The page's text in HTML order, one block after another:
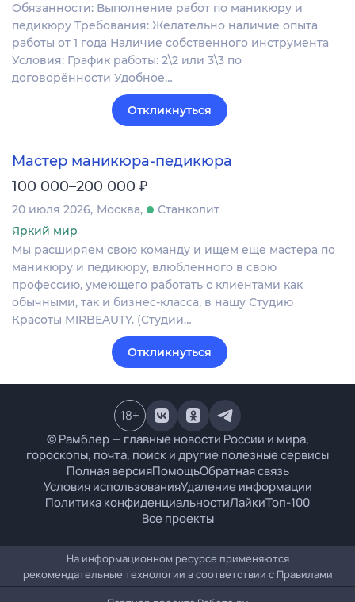
Обязанности: Выполнение работ по маникюру и
педикюру Требования: Желательно наличие опыта
работы от 1 года Наличие собственного инструмента
Условия: График работы: 2\2 или 3\3 по
договорённости Удобное…
Откликнуться
Мастер маникюра-педикюра
100 000–200 000 ₽
20 июля 2026 Москва
Станколит
Яркий мир
Мы расширяем свою команду и ищем еще мастера по
маникюру и педикюру, влюблённого в свою
профессию, умеющего работать с клиентами как
обычными, так и бизнес-класса, в нашу Студию
Красоты MIRBEAUTY. (Студии…
Откликнуться
© Рамблер — главные новости России и мира,
гороскопы, почта, поиск и другие полезные сервисы
Полная версияПомощьОбратная связь
Условия использованияУдаление информации
Политика конфиденциальностиЛайкиТоп-100
Все проекты
18+
На информационном ресурсе применяются
рекомендательные технологии в соответствии с Правилами